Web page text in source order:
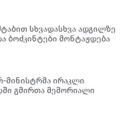
სხვადასხვა ადგილზე
ბოძკინტები მონტაჟდება
მინისტრმა ირაკლი
გმირთა მემორიალი